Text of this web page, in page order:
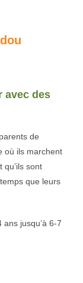
avec des
de
où ils marchent
qu’ils sont
que leurs
jusqu’à 6-7